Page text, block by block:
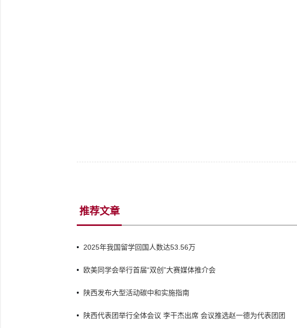
推荐文章
2025年我国留学回国人数达53.56万
欧美同学会举行首届“双创”大赛媒体推介会
陕西发布大型活动碳中和实施指南
陕西代表团举行全体会议 李干杰出席 会议推选赵一德为代表团团